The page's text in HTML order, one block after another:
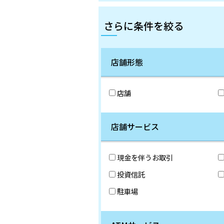
さらに条件を絞る
店舗形態
店舗
店舗サービス
現金を伴うお取引
投資信託
駐車場